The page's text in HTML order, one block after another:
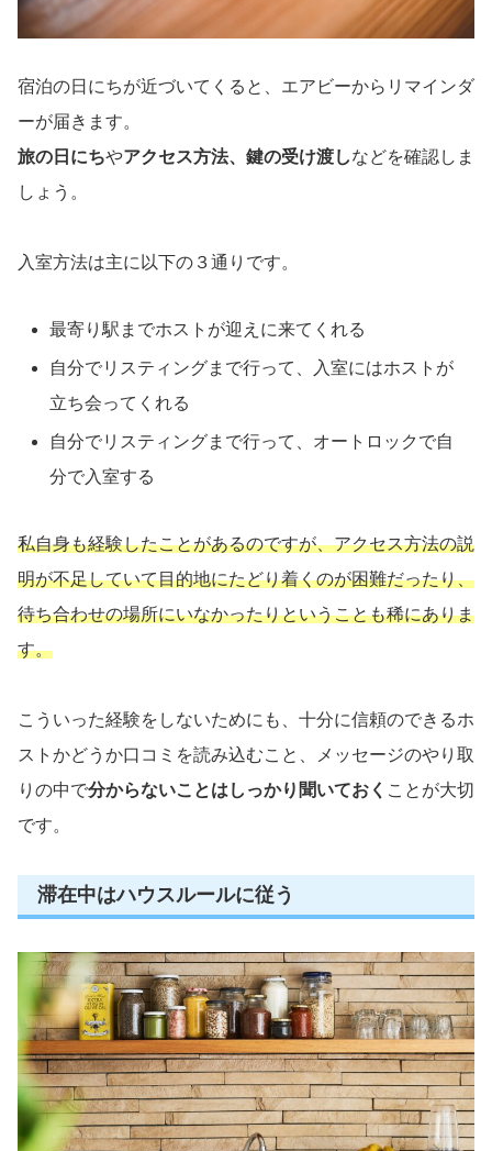
宿泊の日にちが近づいてくると、エアビーからリマインダ
ーが届きます。
旅の日にちやアクセス方法、鍵の受け渡しなどを確認しま
しょう。
入室方法は主に以下の３通りです。
最寄り駅までホストが迎えに来てくれる
自分でリスティングまで行って、入室にはホストが
立ち会ってくれる
自分でリスティングまで行って、オートロックで自
分で入室する
私自身も経験したことがあるのですが、アクセス方法の説
明が不足していて目的地にたどり着くのが困難だったり、
待ち合わせの場所にいなかったりということも稀にありま
す。
こういった経験をしないためにも、十分に信頼のできるホ
ストかどうか口コミを読み込むこと、メッセージのやり取
りの中で分からないことはしっかり聞いておく ことが大切
です。
滞在中はハウスルールに従う